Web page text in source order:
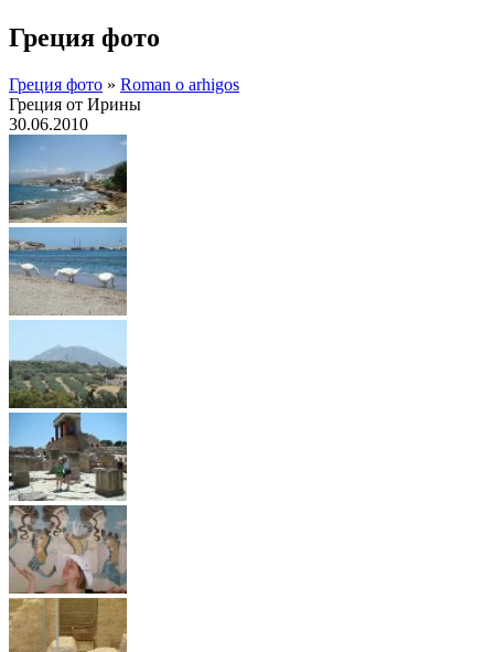
Греция фото
Греция фото » Roman o arhigos
Греция от Ирины
30.06.2010